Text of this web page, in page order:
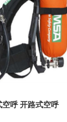
空呼 开路式空呼